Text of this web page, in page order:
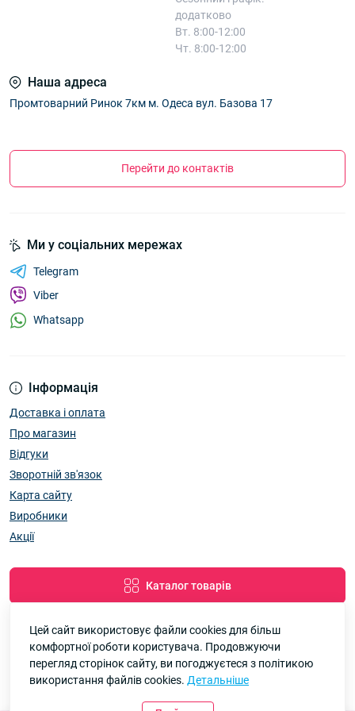
додатково
Вт. 8:00-12:00
Чт. 8:00-12:00
Наша адреса
Промтоварний Ринок 7км м. Одеса вул. Базова 17
Перейти до контактів
Інформація
Доставка і оплата
Про магазин
Відгуки
Зворотній зв'язок
Карта сайту
Виробники
Акції
Каталог товарів
Ми у соціальних мережах
Telegram
Viber
Whatsapp
7км Одеса — Одяг і аксесуари оптом © 2026
Рейтинг
Цей сайт використовує файли cookies для більш
комфортної роботи користувача. Продовжуючи
перегляд сторінок сайту, ви погоджуєтеся з політикою
використання файлів cookies. Детальніше